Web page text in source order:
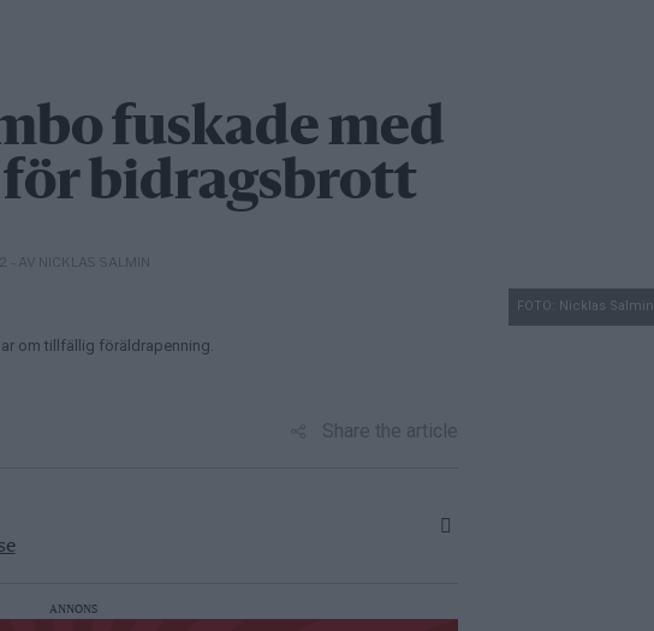
fuskade med
för bidragsbrott
– AV NICKLAS SALMIN
FOTO: Nicklas Salmin
om tillfällig föräldrapenning.
Share the article
ANNONS